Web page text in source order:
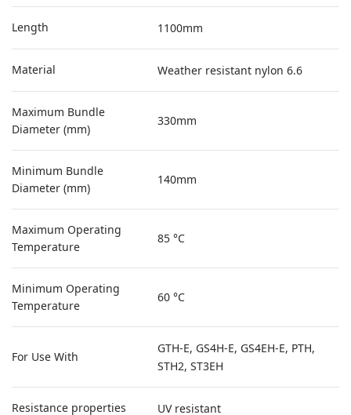
Length 1100mm
Material Weather resistant nylon 6.6
Maximum Bundle
Diameter (mm)
330mm
Minimum Bundle
Diameter (mm)
140mm
Maximum Operating
Temperature
85 °C
Minimum Operating
Temperature
60 °C
For Use With
GTH-E, GS4H-E, GS4EH-E, PTH,
STH2, ST3EH
Resistance properties UV resistant